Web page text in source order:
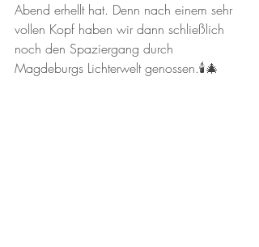
Abend erhellt hat. Denn nach einem sehr
vollen Kopf haben wir dann schließlich
noch den Spaziergang durch
Magdeburgs Lichterwelt genossen.🕯🎄